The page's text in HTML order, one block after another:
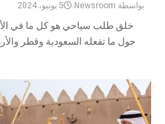
بواسطة Newsroom 5 يونيو، 2024
خلق طلب سياحي هو كل ما في
حول ما تفعله السعودية وقطر